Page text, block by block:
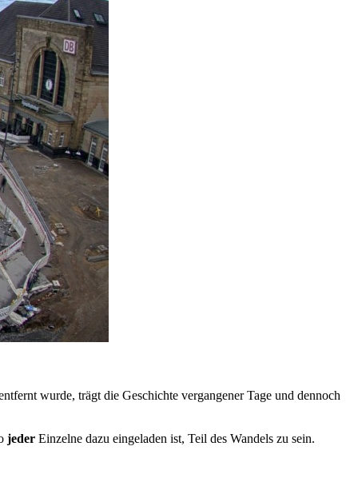
wurde, trägt die Geschichte vergangener Tage und dennoch
jeder Einzelne dazu eingeladen ist, Teil des Wandels zu sein.